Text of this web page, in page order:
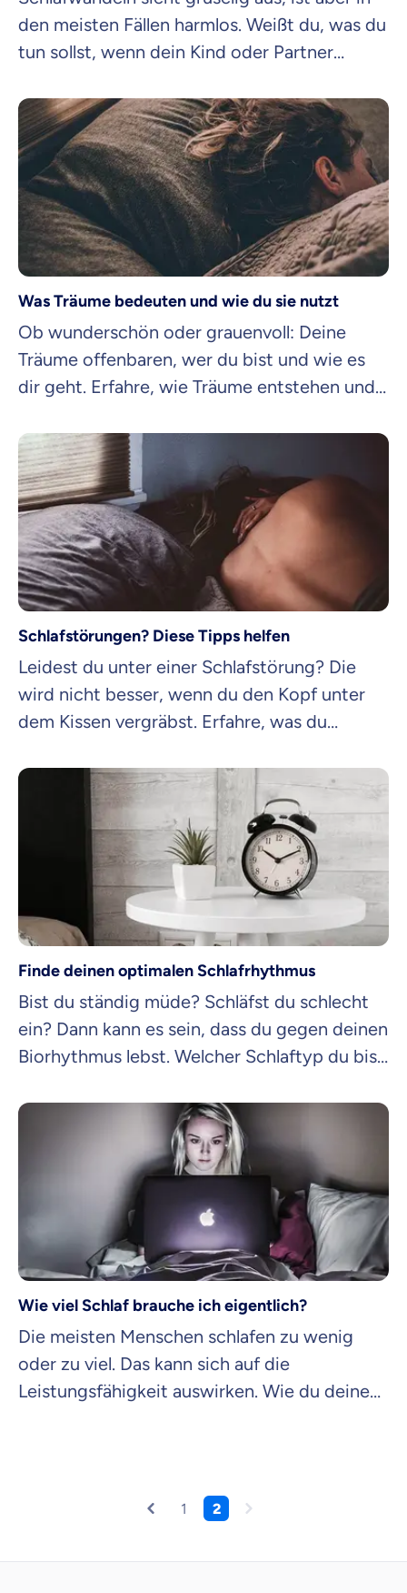
den meisten Fällen harmlos. Weißt du, was du
tun sollst, wenn dein Kind oder Partner
Was Träume bedeuten und wie du sie nutzt
Ob wunderschön oder grauenvoll: Deine
Träume offenbaren, wer du bist und wie es
dir geht. Erfahre, wie Träume entstehen und
Schlafstörungen? Diese Tipps helfen
Leidest du unter einer Schlafstörung? Die
wird nicht besser, wenn du den Kopf unter
dem Kissen vergräbst. Erfahre, was du
Finde deinen optimalen Schlafrhythmus
Bist du ständig müde? Schläfst du schlecht
ein? Dann kann es sein, dass du gegen deinen
Biorhythmus lebst. Welcher Schlaftyp du bist,
Wie viel Schlaf brauche ich eigentlich?
Die meisten Menschen schlafen zu wenig
oder zu viel. Das kann sich auf die
Leistungsfähigkeit auswirken. Wie du deinen
1 2